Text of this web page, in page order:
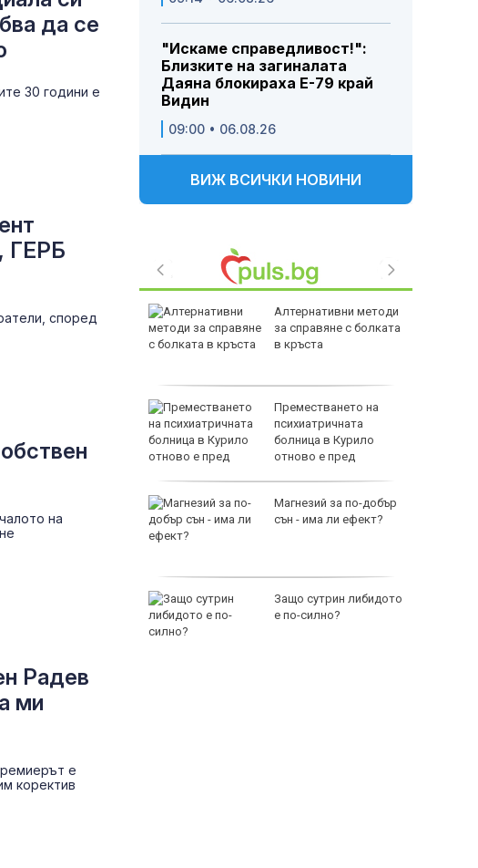
да се
30 години е
ГЕРБ
според
на
Радев
ми
е
коректив
"Искаме справедливост!":
Близките на загиналата
Даяна блокираха Е-79 край
Видин
09:00 • 06.08.26
ВИЖ ВСИЧКИ НОВИНИ
на
Шаламанов и
прибягват
за да се
Алтернативни методи
за справяне с болката
в кръста
Преместването на
психиатричната
болница в Курило
отново е пред
Магнезий за по-добър
сън - има ли ефект?
Защо сутрин либидото
е по-силно?